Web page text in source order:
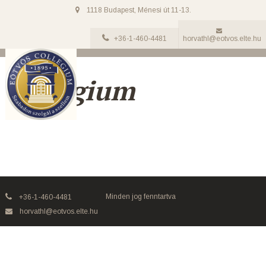
1118 Budapest, Ménesi út 11-13.
+36-1-460-4481 horvathl@eotvos.elte.hu
Collegium
+36-1-460-4481
horvathl@eotvos.elte.hu
Minden jog fenntartva